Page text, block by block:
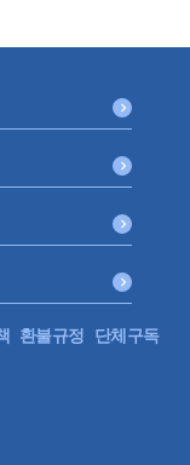
요?
시간 부여 안해도
설치가 의무인가요?
환불규정
단체구독